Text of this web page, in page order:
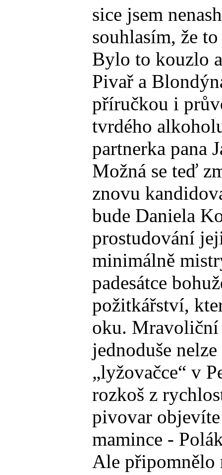
sice jsem
souhlasím, že
Bylo to kouzlo
Pivař a
příručkou i
tvrdého
partnerka pana
Možná se teď
znovu
bude Daniela
prostudování
minimálně
padesátce
požitkářství,
oku. Mravoliční
jednoduše
„lyžovačce“ v
rozkoš z
pivovar
mamince -
Ale připomnělo